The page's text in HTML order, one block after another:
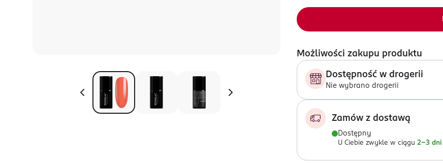
Możliwości zakupu produktu
Dostępność w drogerii
Nie wybrano drogerii
Zamów z dostawą
Dostępny
U Ciebie zwykle w ciągu 2-3 dni